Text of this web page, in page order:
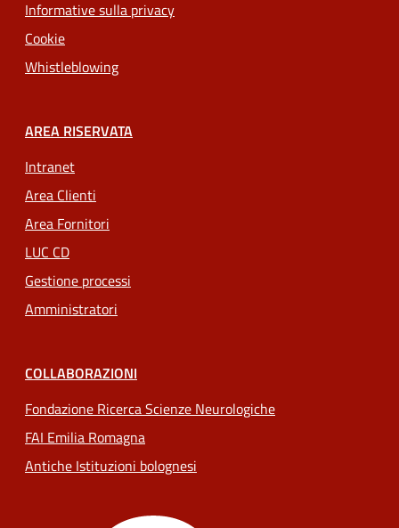
Informative sulla privacy
Cookie
Whistleblowing
AREA RISERVATA
Intranet
Area Clienti
Area Fornitori
LUC CD
Gestione processi
Amministratori
COLLABORAZIONI
Fondazione Ricerca Scienze Neurologiche
FAI Emilia Romagna
Antiche Istituzioni bolognesi